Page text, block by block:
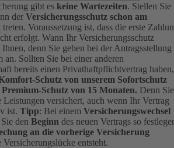
gibt es keine Wartezeiten. Stellen Sie
der Versicherungsschutz schon am
Voraussetzung ist, dass die erste
erfolgt. Wann Ihr Versicherungsschutz
denn Sie geben bei der Antragsstellung
an. Sollten Sie bei einer anderen
bereits einen Privathaftpflichtvertrag haben,
Schutz von unserem Sofortschutz
Schutz von 15 Monaten. Denn Sie
Leistungen versichert, auch wenn Ihr Vertrag
ist. Tipp: Bei einem Versicherungswechsel
den Beginn des neuen Vertrags so
an die vorherige Versicherung
entsteht.